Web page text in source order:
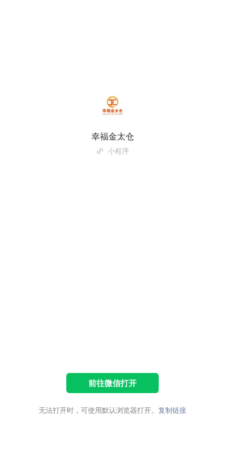
幸福金太仓
小程序
前往微信打开
无法打开时，可使用默认浏览器打开。 复制链接